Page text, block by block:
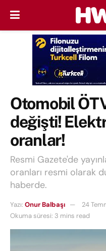
Otomobil
değişti!
oranlar!
Resmi Gazete'de
oranları resmi olarak
haberde.
Yazı: Onur Balbaşı
24
Okuma süresi: 3 mins read